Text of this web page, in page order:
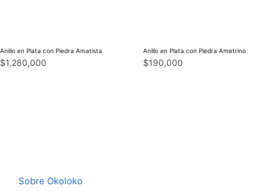
Anillo en Plata con Piedra Amatista
$1,280,000
Anillo en Plata con Piedra Ametrino
$190,000
Sobre Okoloko